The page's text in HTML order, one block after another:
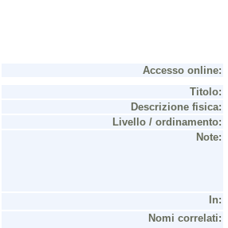
Accesso online:
Titolo:
Descrizione fisica:
Livello / ordinamento:
Note:
In:
Nomi correlati: